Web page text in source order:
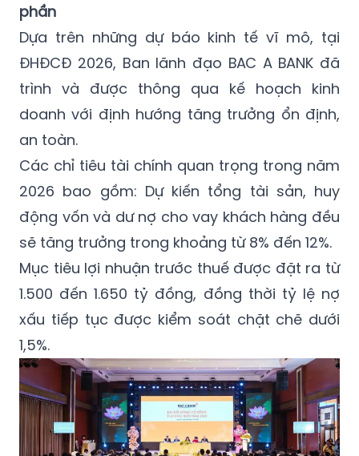
phần
Dựa trên những dự báo kinh tế vĩ mô, tại
ĐHĐCĐ 2026, Ban lãnh đạo BAC A BANK đã
trình và được thông qua kế hoạch kinh
doanh với định hướng tăng trưởng ổn định,
an toàn.
Các chỉ tiêu tài chính quan trọng trong năm
2026 bao gồm: Dự kiến tổng tài sản, huy
động vốn và dư nợ cho vay khách hàng đều
sẽ tăng trưởng trong khoảng từ 8% đến 12%.
Mục tiêu lợi nhuận trước thuế được đặt ra từ
1.500 đến 1.650 tỷ đồng, đồng thời tỷ lệ nợ
xấu tiếp tục được kiểm soát chặt chẽ dưới
1,5%.